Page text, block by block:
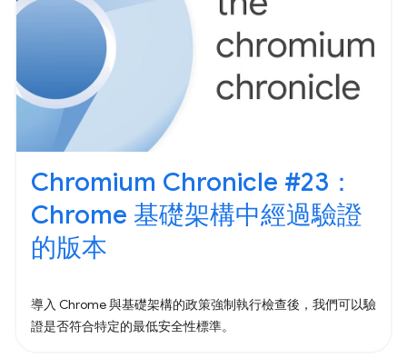
Chromium Chronicle #23：
Chrome 基礎架構中經過驗證
的版本
導入 Chrome 與基礎架構的政策強制執行檢查後，我們可以驗
證是否符合特定的最低安全性標準。